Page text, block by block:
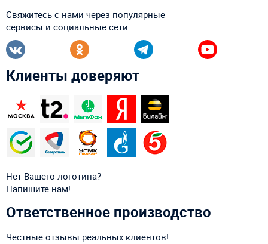
Свяжитесь с нами через популярные
сервисы и социальные сети:
Клиенты доверяют
Нет Вашего логотипа?
Напишите нам!
Ответственное производство
Честные отзывы реальных клиентов!